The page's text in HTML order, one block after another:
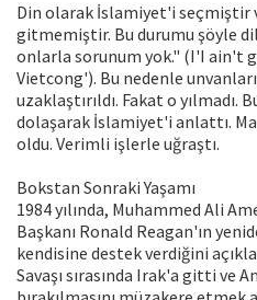
Din olarak İslamiyet'i seçmiştir
gitmemiştir. Bu durumu şöyle
onlarla sorunum yok." (I'I ain't
Vietcong'). Bu nedenle
uzaklaştırıldı. Fakat o
dolaşarak İslamiyet'i anlattı.
oldu. Verimli işlerle uğraştı.
Bokstan Sonraki Yaşamı
1984 yılında, Muhammed Ali
Başkanı Ronald Reagan'ın
kendisine destek verdiğini
Savaşı sırasında Irak'a gitti ve